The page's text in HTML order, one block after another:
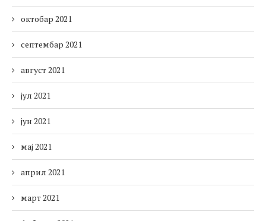
октобар 2021
септембар 2021
август 2021
јул 2021
јун 2021
мај 2021
април 2021
март 2021